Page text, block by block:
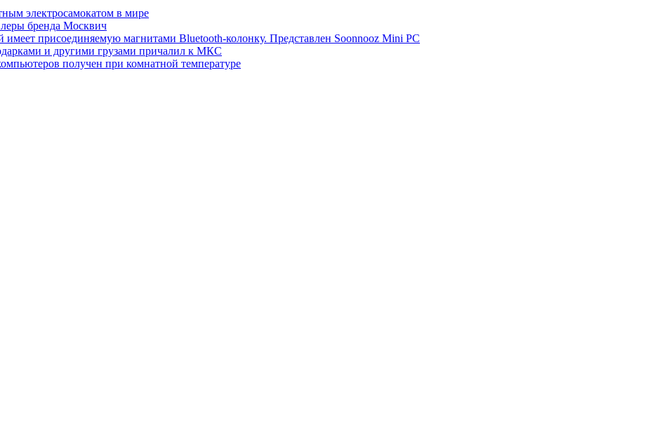
электросамокатом в мире
бренда Москвич
присоединяемую магнитами Bluetooth-колонку. Представлен Soonnooz Mini PC
и другими грузами причалил к МКС
получен при комнатной температуре